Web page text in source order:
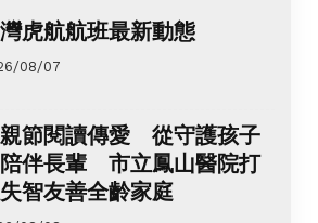
虎航航班最新動態
08/07
節閱讀傳愛 從守護孩子
伴長輩 市立鳳山醫院打
智友善全齡家庭